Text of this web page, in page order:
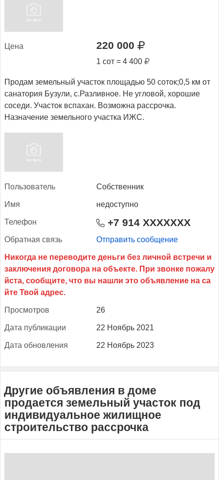
Це­на 220 000
1 сот = 4 400
Продам земельный участок площадью 50 соток;0,5 км от
санатория Бузули, с.Разливное. Не угловой, хорошие
соседи. Участок вспахан. Возможна рассрочка.
Назначение земельного участка ИЖС.
Поль­зо­ватель Собственник
Имя недоступно
Те­лефон +7 914 XXXXXXX
Об­ратная связь Отправить сообщение
Прос­мотров 26
Да­та пуб­ли­кации 22 Ноябрь 2021
Да­та об­новле­ния 22 Ноябрь 2023
Другие объявления в доме
продается земельный участок под
индивидуальное жилищное
строительство рассрочка